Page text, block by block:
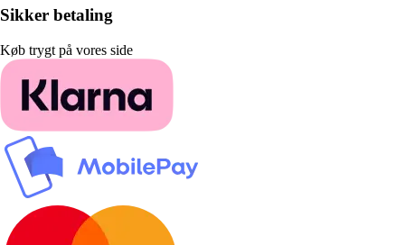
Sikker betaling
Køb trygt på vores side